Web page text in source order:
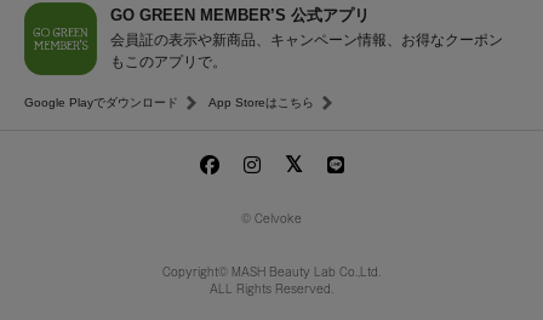
GO GREEN MEMBER’S 公式アプリ
会員証の表示や新商品、キャンペーン情報、お得なクーポン
もこのアプリで。
Google Playでダウンロード App Storeはこちら
© Celvoke
Copyright© MASH Beauty Lab Co.,Ltd.
ALL Rights Reserved.